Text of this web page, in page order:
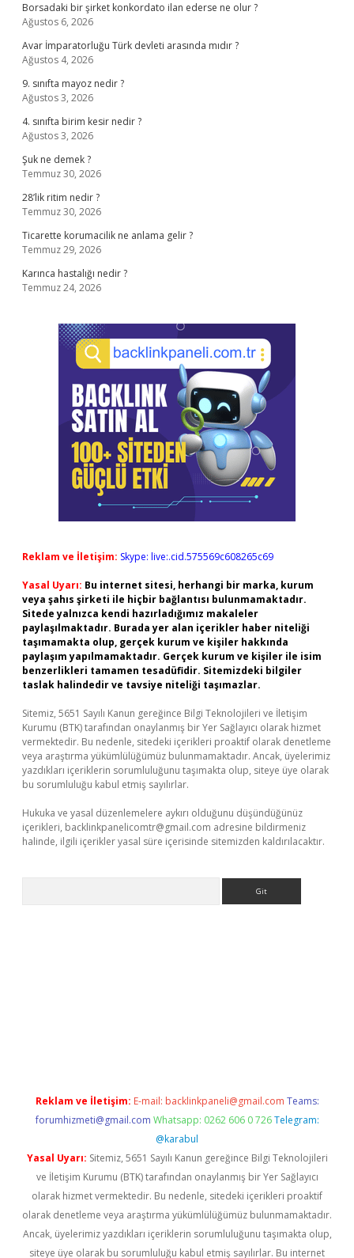
Borsadaki bir şirket konkordato ilan ederse ne olur ?
Ağustos 6, 2026
Avar İmparatorluğu Türk devleti arasında mıdır ?
Ağustos 4, 2026
9. sınıfta mayoz nedir ?
Ağustos 3, 2026
4. sınıfta birim kesir nedir ?
Ağustos 3, 2026
Şuk ne demek ?
Temmuz 30, 2026
28’lik ritim nedir ?
Temmuz 30, 2026
Ticarette korumacilik ne anlama gelir ?
Temmuz 29, 2026
Karınca hastalığı nedir ?
Temmuz 24, 2026
Reklam ve İletişim: Skype: live:.cid.575569c608265c69
Yasal Uyarı: Bu internet sitesi, herhangi bir marka, kurum
veya şahıs şirketi ile hiçbir bağlantısı bulunmamaktadır.
Sitede yalnızca kendi hazırladığımız makaleler
paylaşılmaktadır. Burada yer alan içerikler haber niteliği
taşımamakta olup, gerçek kurum ve kişiler hakkında
paylaşım yapılmamaktadır. Gerçek kurum ve kişiler ile isim
benzerlikleri tamamen tesadüfidir. Sitemizdeki bilgiler
taslak halindedir ve tavsiye niteliği taşımazlar.
Sitemiz, 5651 Sayılı Kanun gereğince Bilgi Teknolojileri ve İletişim
Kurumu (BTK) tarafından onaylanmış bir Yer Sağlayıcı olarak hizmet
vermektedir. Bu nedenle, sitedeki içerikleri proaktif olarak denetleme
veya araştırma yükümlülüğümüz bulunmamaktadır. Ancak, üyelerimiz
yazdıkları içeriklerin sorumluluğunu taşımakta olup, siteye üye olarak
bu sorumluluğu kabul etmiş sayılırlar.
Hukuka ve yasal düzenlemelere aykırı olduğunu düşündüğünüz
içerikleri, backlinkpanelicomtr@gmail.com adresine bildirmeniz
halinde, ilgili içerikler yasal süre içerisinde sitemizden kaldırılacaktır.
Reklam ve İletişim: E-mail: backlinkpaneli@gmail.com Teams:
forumhizmeti@gmail.com Whatsapp: 0262 606 0 726 Telegram:
@karabul
Yasal Uyarı: Sitemiz, 5651 Sayılı Kanun gereğince Bilgi Teknolojileri
ve İletişim Kurumu (BTK) tarafından onaylanmış bir Yer Sağlayıcı
olarak hizmet vermektedir. Bu nedenle, sitedeki içerikleri proaktif
olarak denetleme veya araştırma yükümlülüğümüz bulunmamaktadır.
Ancak, üyelerimiz yazdıkları içeriklerin sorumluluğunu taşımakta olup,
siteye üye olarak bu sorumluluğu kabul etmiş sayılırlar. Bu internet